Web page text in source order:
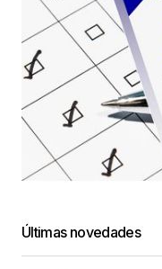
Últimas novedades